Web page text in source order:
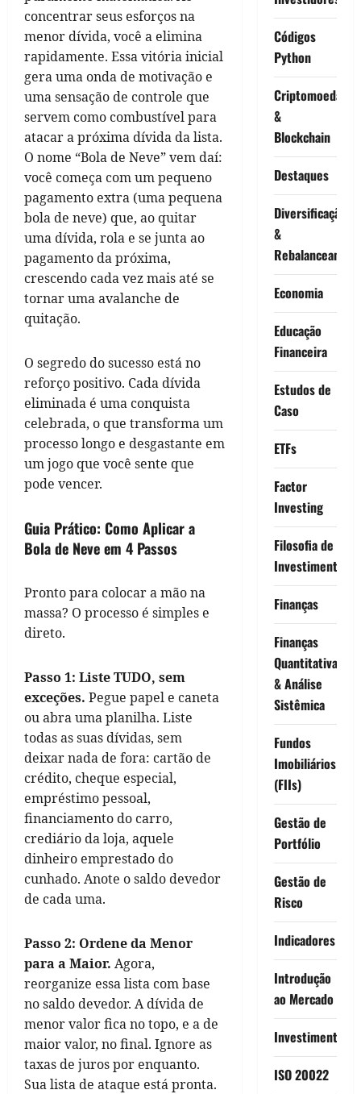
concentrar seus esforços na
menor dívida, você a elimina
rapidamente. Essa vitória inicial
gera uma onda de motivação e
uma sensação de controle que
servem como combustível para
atacar a próxima dívida da lista.
O nome “Bola de Neve” vem daí:
você começa com um pequeno
pagamento extra (uma pequena
bola de neve) que, ao quitar
uma dívida, rola e se junta ao
pagamento da próxima,
crescendo cada vez mais até se
tornar uma avalanche de
quitação.
O segredo do sucesso está no
reforço positivo. Cada dívida
eliminada é uma conquista
celebrada, o que transforma um
processo longo e desgastante em
um jogo que você sente que
pode vencer.
Guia Prático: Como Aplicar a
Bola de Neve em 4 Passos
Pronto para colocar a mão na
massa? O processo é simples e
direto.
Passo 1: Liste TUDO, sem
exceções. Pegue papel e caneta
ou abra uma planilha. Liste
todas as suas dívidas, sem
deixar nada de fora: cartão de
crédito, cheque especial,
empréstimo pessoal,
financiamento do carro,
crediário da loja, aquele
dinheiro emprestado do
cunhado. Anote o saldo devedor
de cada uma.
Passo 2: Ordene da Menor
para a Maior. Agora,
reorganize essa lista com base
no saldo devedor. A dívida de
menor valor fica no topo, e a de
maior valor, no final. Ignore as
taxas de juros por enquanto.
Sua lista de ataque está pronta.
Códigos
Python
Criptomoedas
&
Blockchain
Destaques
Diversificação
&
Economia
Educação
Financeira
Estudos de
Caso
ETFs
Factor
Investing
Filosofia de
Investimento
Finanças
Finanças
Quantitativas
& Análise
Sistêmica
Fundos
Imobiliários
(FIIs)
Gestão de
Portfólio
Gestão de
Risco
Indicadores
Introdução
ao Mercado
Investimentos
ISO 20022